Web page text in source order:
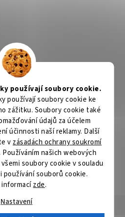
používají soubory cookie.
používají soubory cookie ke
zážitku. Soubory cookie také
údajů za účelem
účinnosti naší reklamy. Další
v zásadách ochrany soukromí
Používáním našich webových
soubory cookie v souladu
používání souborů cookie.
informacízde.
Nastavení
Univerzální a pokosová
pila 260mm,1650W
Skladem
13 810 Kč
Do košíku
SOUVISEJÍCÍ PRODUKTY